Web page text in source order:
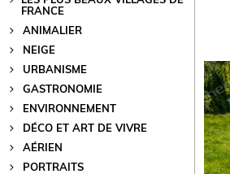
FRANCE
ANIMALIER
NEIGE
URBANISME
GASTRONOMIE
ENVIRONNEMENT
DÉCO ET ART DE VIVRE
AÉRIEN
PORTRAITS